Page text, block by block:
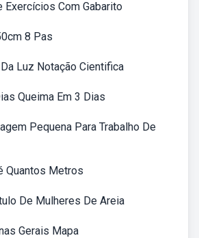
Exercícios Com Gabarito
8 Pas
Luz Notação Cientifica
Queima Em 3 Dias
Pequena Para Trabalho De
Quantos Metros
De Mulheres De Areia
Gerais Mapa